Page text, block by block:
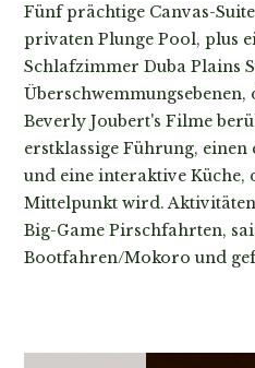
Fünf prächtige Canvas-
privaten Plunge Pool, plus
Schlafzimmer Duba Plains
Beverly Joubert's Filme
erstklassige Führung,
und eine interaktive Küche,
Mittelpunkt wird.
Big-Game Pirschfahrten,
Bootfahren/Mokoro und